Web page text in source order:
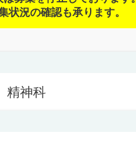
状況の確認も承ります。
精神科